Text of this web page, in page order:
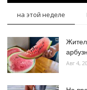
на этой неделе
Авг 4,